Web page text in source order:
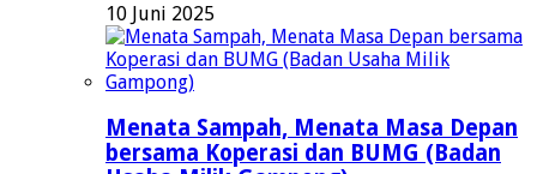
10 Juni 2025
Menata Sampah, Menata Masa Depan
bersama Koperasi dan BUMG (Badan